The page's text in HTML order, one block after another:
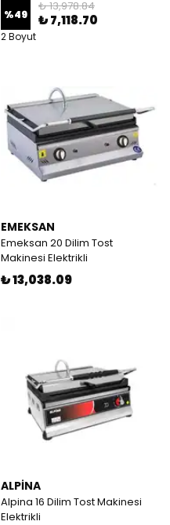
%49
₺ 13,978.84
₺ 7,118.70
2 Boyut
EMEKSAN
Emeksan 20 Dilim Tost
Makinesi Elektrikli
₺ 13,038.09
ALPİNA
Alpina 16 Dilim Tost Makinesi
Elektrikli